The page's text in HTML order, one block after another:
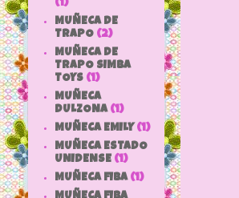
(1)
MUÑECA DE
TRAPO (2)
MUÑECA DE
TRAPO SIMBA
TOYS (1)
MUÑECA
DULZONA (1)
MUÑECA EMILY (1)
MUÑECA ESTADO
UNIDENSE (1)
MUÑECA FIBA (1)